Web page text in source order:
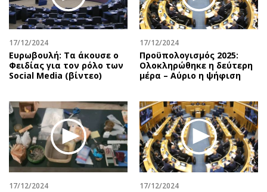
Ελλάδα
Κόσμος
Παράξενα
Πολιτισμός
Σινεμά
Μουσική
Εικαστικά
Βιβλίο
Χειρόγραφα
Συνταγές
Έξοδος
Media
Εκπομπές
Wine routes
Uncut
Προσφορές
Προσωπικότητες στην ''Κ''
Επιστολές
17/12/2024
Ευρωβουλή: Τα άκουσε ο
Φειδίας για τον ρόλο των
Social Media (βίντεο)
17/12/2024
Προϋπολογισμός 2025:
Ολοκληρώθηκε η δεύτερη
μέρα – Αύριο η ψήφιση
17/12/2024 17/12/2024